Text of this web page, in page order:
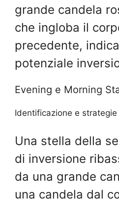
grande candela
che ingloba il
precedente,
potenziale
Evening e Morning
Identificazione e
Una stella della
di inversione
da una grande
una candela dal